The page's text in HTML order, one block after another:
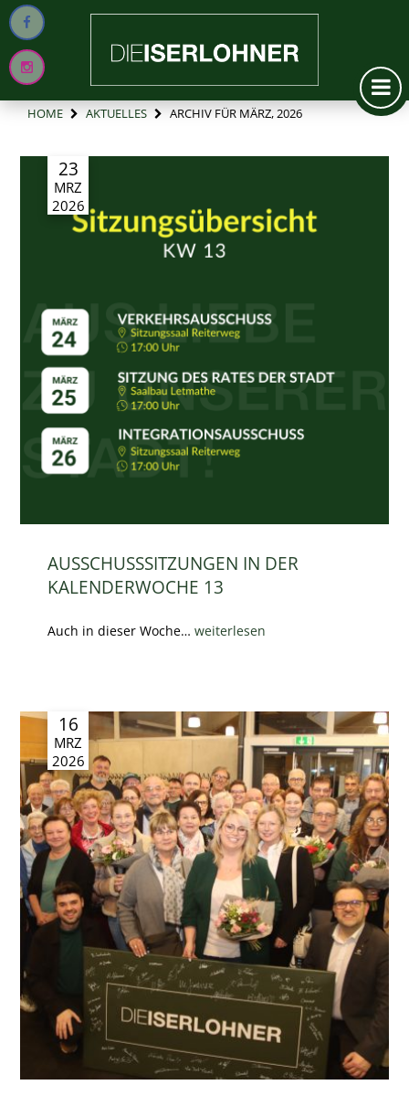
HOME AKTUELLES ARCHIV FÜR MÄRZ, 2026
23
MRZ
2026
AUSSCHUSSSITZUNGEN IN DER
KALENDERWOCHE 13
Auch in dieser Woche…weiterlesen
16
MRZ
2026